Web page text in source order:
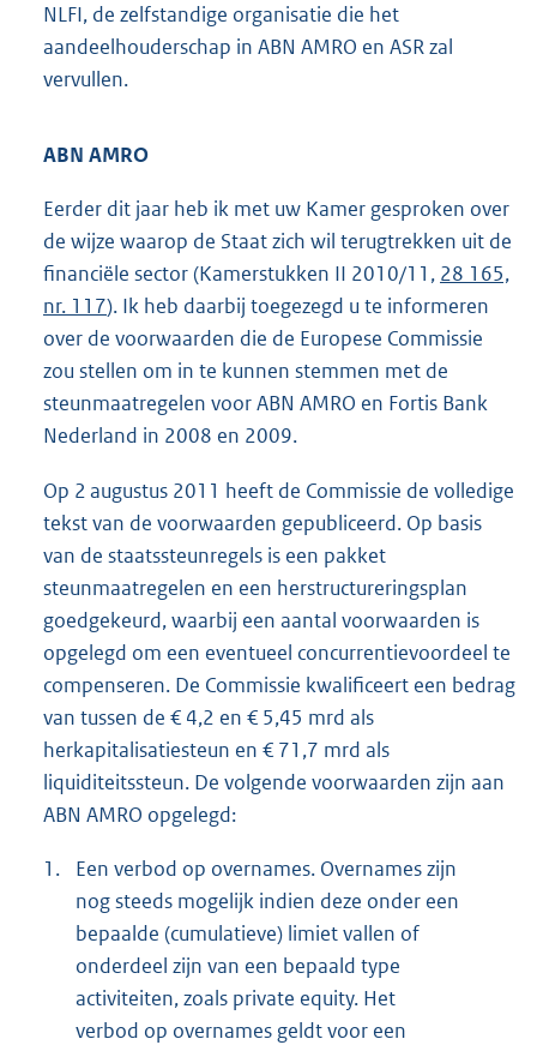
NLFI, de zelfstandige organisatie die het
aandeelhouderschap in ABN AMRO en ASR zal
vervullen.
ABN AMRO
Eerder dit jaar heb ik met uw Kamer gesproken over
de wijze waarop de Staat zich wil terugtrekken uit de
financiële sector (Kamerstukken II 2010/11, 28 165,
nr. 117). Ik heb daarbij toegezegd u te informeren
over de voorwaarden die de Europese Commissie
zou stellen om in te kunnen stemmen met de
steunmaatregelen voor ABN AMRO en Fortis Bank
Nederland in 2008 en 2009.
Op 2 augustus 2011 heeft de Commissie de volledige
tekst van de voorwaarden gepubliceerd. Op basis
van de staatssteunregels is een pakket
steunmaatregelen en een herstructureringsplan
goedgekeurd, waarbij een aantal voorwaarden is
opgelegd om een eventueel concurrentievoordeel te
compenseren. De Commissie kwalificeert een bedrag
van tussen de € 4,2 en € 5,45 mrd als
herkapitalisatiesteun en € 71,7 mrd als
liquiditeitssteun. De volgende voorwaarden zijn aan
ABN AMRO opgelegd:
1.
Een verbod op overnames. Overnames zijn
nog steeds mogelijk indien deze onder een
bepaalde (cumulatieve) limiet vallen of
onderdeel zijn van een bepaald type
activiteiten, zoals private equity. Het
verbod op overnames geldt voor een